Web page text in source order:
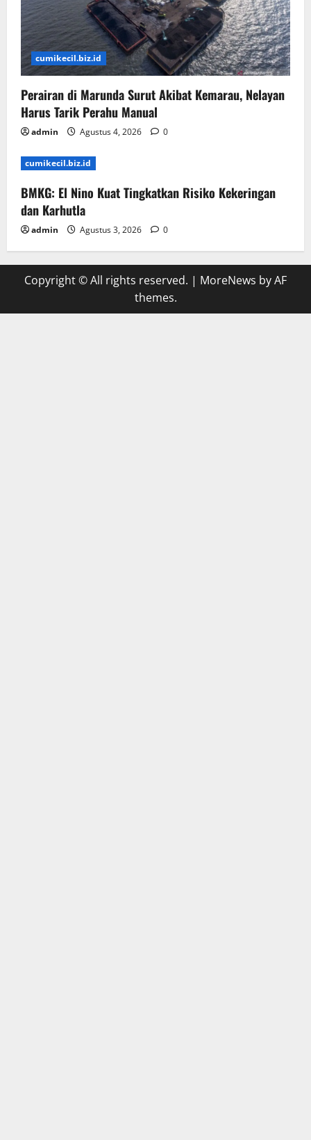
cumikecil.biz.id
Perairan di Marunda Surut Akibat Kemarau, Nelayan
Harus Tarik Perahu Manual
admin Agustus 4, 2026 0
cumikecil.biz.id
BMKG: El Nino Kuat Tingkatkan Risiko Kekeringan
dan Karhutla
admin Agustus 3, 2026 0
Copyright © All rights reserved. | MoreNews by AF
themes.